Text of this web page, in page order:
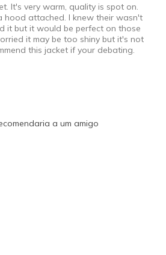
It's very warm, quality is spot on.
hood attached. I knew their wasn't
it but it would be perfect on those
it may be too shiny but it's not
this jacket if your debating.
a um amigo